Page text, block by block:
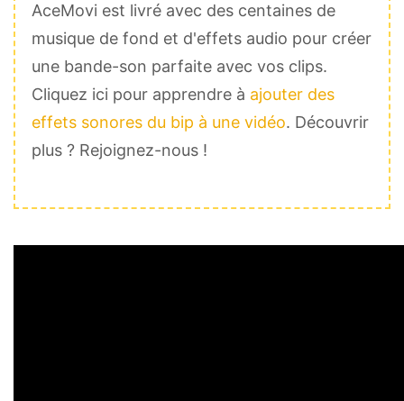
AceMovi est livré avec des centaines de
musique de fond et d'effets audio pour créer
une bande-son parfaite avec vos clips.
Cliquez ici pour apprendre à ajouter des
effets sonores du bip à une vidéo. Découvrir
plus ? Rejoignez-nous !